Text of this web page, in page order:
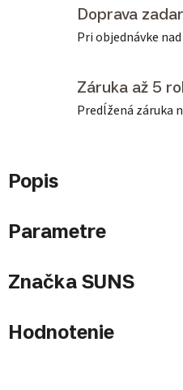
Doprava
Pri objednávke nad
Záruka až 5
Predĺžená záruka
Popis
Parametre
Značka SUNS
Hodnotenie